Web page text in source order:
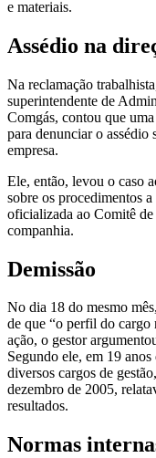
e materiais.
Assédio na
Na reclamação
superintendente de
Comgás, contou que
para denunciar o
empresa.
Ele, então, levou o caso
sobre os procedimentos
oficializada ao Comitê de
companhia.
Demissão
No dia 18 do mesmo
de que “o perfil do cargo
ação, o gestor
Segundo ele, em 19
diversos cargos de
dezembro de 2005,
resultados.
Normas